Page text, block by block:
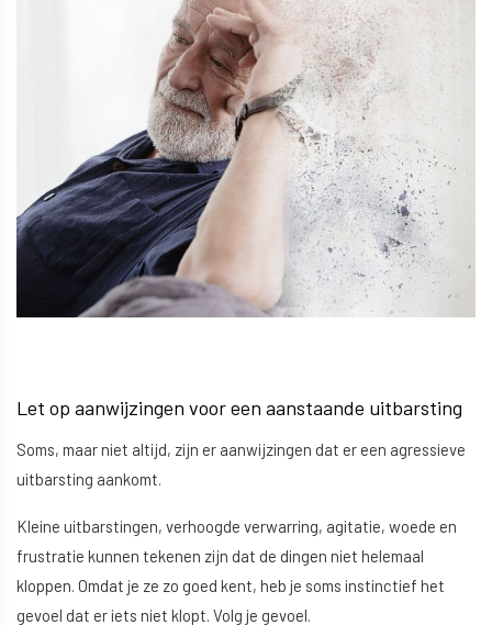
Let op aanwijzingen voor een aanstaande uitbarsting
Soms, maar niet altijd, zijn er aanwijzingen dat er een agressieve
uitbarsting aankomt.
Kleine uitbarstingen, verhoogde verwarring, agitatie, woede en
frustratie kunnen tekenen zijn dat de dingen niet helemaal
kloppen. Omdat je ze zo goed kent, heb je soms instinctief het
gevoel dat er iets niet klopt. Volg je gevoel.